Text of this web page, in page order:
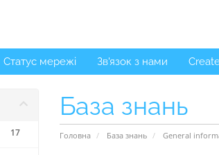
Статус мережі Зв'язок з нами
База знань
Головна База знань General
17